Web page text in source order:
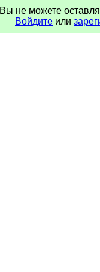
Вы не можете
Войдите или